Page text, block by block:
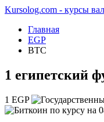
Kursolog.com - курсы
Главная
EGP
BTC
1 египетский
1 EGP
по курсу на